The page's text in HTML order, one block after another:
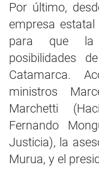
Por último,
empresa
para que la
posibilidades
Catamarca.
ministros
Marchetti
Fernando
Justicia), la
Murua, y el